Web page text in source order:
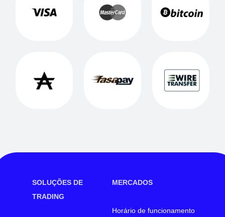
SOLUÇÕES DE
TRADING
MERCADOS
Horário de funcionamento